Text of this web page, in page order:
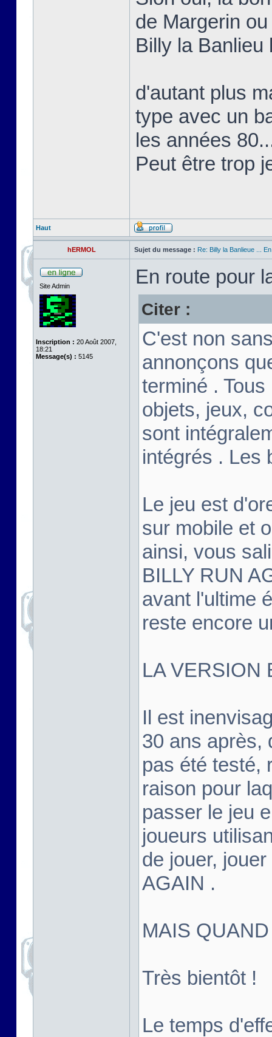
de Margerin
Billy la Banlieu
d'autant plus
type avec un
les années
Peut être trop
Haut
hERMOL Sujet du message : Re: Billy la Banlieue ...
Site Admin
Inscription : 20 Août 2007,
18:21
Message(s) : 5145
En route pour
Citer :
C'est non
annonçons
terminé .
objets, jeux,
sont
intégrés . Les
Le jeu est
sur mobile et
ainsi, vous
BILLY RUN
avant l'ultime
reste encore
LA VERSION
Il est
30 ans après,
pas été testé,
raison pour
passer le jeu
joueurs
de jouer,
AGAIN .
MAIS
Très bientôt !
Le temps